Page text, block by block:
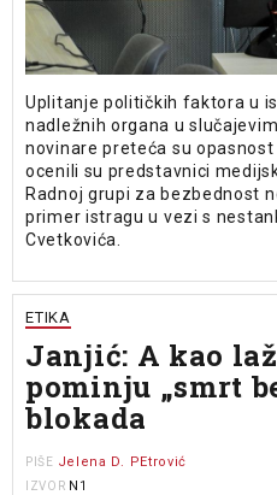
Uplitanje političkih faktora u
nadležnih organa u
novinare preteća su
ocenili su predstavnici
Radnoj grupi za bezbednost
primer istragu u vezi s
Cvetkovića.
ETIKA
Janjić: A kao
pominju „smrt
blokada
PIŠE Jelena D. PEtrović
IZVOR N1